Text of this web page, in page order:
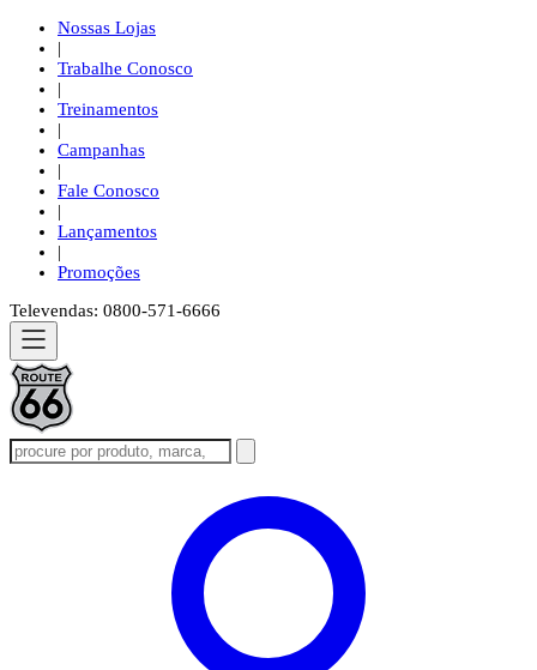
Nossas Lojas
|
Trabalhe Conosco
|
Treinamentos
|
Campanhas
|
Fale Conosco
|
Lançamentos
|
Promoções
Televendas: 0800-571-6666